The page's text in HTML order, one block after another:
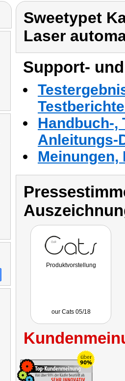
Sweetypet
Laser
Support-
Handbuch-,
Anleitungs-
Produktvorstellung
our Cats 05/18